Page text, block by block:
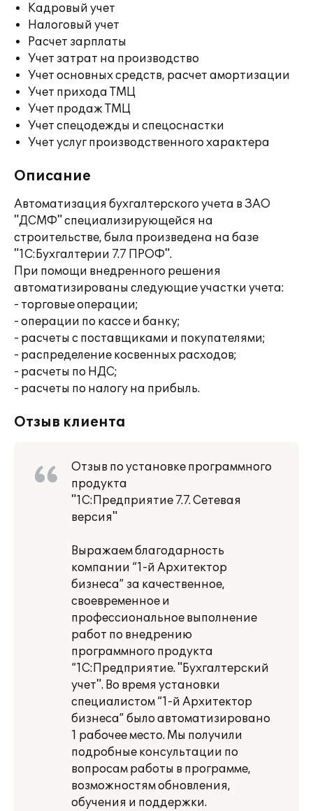
Кадровый учет
Налоговый учет
Расчет зарплаты
Учет затрат на производство
Учет основных средств, расчет амортизации
Учет прихода ТМЦ
Учет продаж ТМЦ
Учет спецодежды и спецоснастки
Учет услуг производственного характера
Описание
Автоматизация бухгалтерского учета в ЗАО
"ДСМФ" специализирующейся на
строительстве, была произведена на базе
"1С:Бухгалтерии 7.7 ПРОФ".
При помощи внедренного решения
автоматизированы следующие участки учета:
- торговые операции;
- операции по кассе и банку;
- расчеты с поставщиками и покупателями;
- распределение косвенных расходов;
- расчеты по НДС;
- расчеты по налогу на прибыль.
Отзыв клиента
Отзыв по установке программного
продукта
"1С:Предприятие 7.7. Сетевая
версия"
Выражаем благодарность
компании “1-й Архитектор
бизнеса” за качественное,
своевременное и
профессиональное выполнение
работ по внедрению
программного продукта
“1С:Предприятие. "Бухгалтерский
учет". Во время установки
специалистом “1-й Архитектор
бизнеса” было автоматизировано
1 рабочее место. Мы получили
подробные консультации по
вопросам работы в программе,
возможностям обновления,
обучения и поддержки.